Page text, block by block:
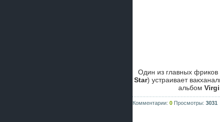
Один из главных
Star) устраивает
альбом
Комментарии: 0 Просмотры: 3031